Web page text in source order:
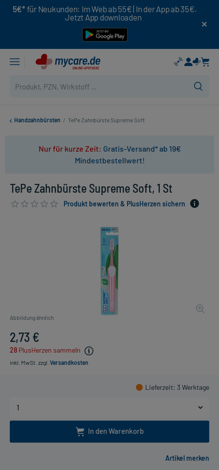
5€* für Neukunden: Im Web ab 55€ | In der App ab 35€.
Jetzt App downloaden
Handzahnbürsten / TePe Zahnbürste Supreme Soft
Nur für kurze Zeit: Gratis-Versand* ab 19€
Mindestbestellwert!
TePe Zahnbürste Supreme Soft, 1 St
Produkt bewerten & PlusHerzen sichern
Abbildung ähnlich
2,73 €
28 PlusHerzen sammeln
inkl. MwSt. zzgl. Versandkosten
Lieferzeit: 3 Werktage
In den Warenkorb